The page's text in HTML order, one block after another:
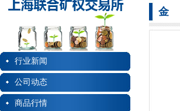
行业新闻
公司动态
商品行情
金